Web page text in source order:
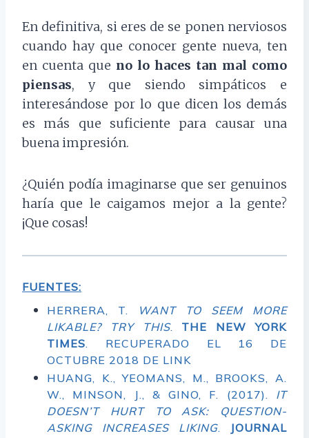
En definitiva, si eres de se ponen nerviosos
cuando hay que conocer gente nueva, ten
en cuenta que no lo haces tan mal como
piensas, y que siendo simpáticos e
interesándose por lo que dicen los demás
es más que suficiente para causar una
buena impresión.
¿Quién podía imaginarse que ser genuinos
haría que le caigamos mejor a la gente?
¡Que cosas!
FUENTES:
HERRERA, T.
WANT TO SEEM MORE
LIKABLE? TRY THIS. THE NEW YORK
TIMES. RECUPERADO EL 16 DE
OCTUBRE 2018 DE LINK
HUANG, K., YEOMANS, M., BROOKS, A.
W., MINSON, J., & GINO, F. (2017). IT
DOESN’T HURT TO ASK: QUESTION-
ASKING INCREASES LIKING. JOURNAL